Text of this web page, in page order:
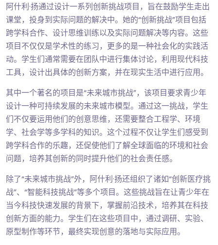
阿什利·扬通过设计一系列创新挑战项目，旨在鼓励学生走出
课堂，投身到实际问题的解决中。她的“创新挑战”项目包括
跨学科合作、设计思维训练以及实际问题解决等内容。这些
项目不仅仅是学术性的练习，更多的是一种社会化的实践活
动。学生们通常需要在团队中进行集体讨论，利用现代科技
工具，设计出具体的创新方案，并在现实生活中进行应用。
其中一个著名的项目是“未来城市挑战”，该项目要求青少年
设计一种可持续发展的未来城市模型。通过这一挑战，学生
们不仅要运用他们的创意思维，还需要整合工程学、环境
学、社会学等多学科的知识。这个过程不仅让学生们感受到
跨学科合作的乐趣，还促使他们了解全球面临的环境和社会
问题，培养其创新的同时提升他们的社会责任感。
除了“未来城市挑战”外，阿什利·扬还组织了诸如“创新医疗挑
战”、“智能科技挑战”等多个项目。这些挑战旨在让青少年在
当今科技快速发展的背景下，掌握前沿技术，培养其在科技
创新方面的能力。学生们在这些项目中，通过调研、实验、
原型制作等环节，最终实现创意的落地与实际应用。